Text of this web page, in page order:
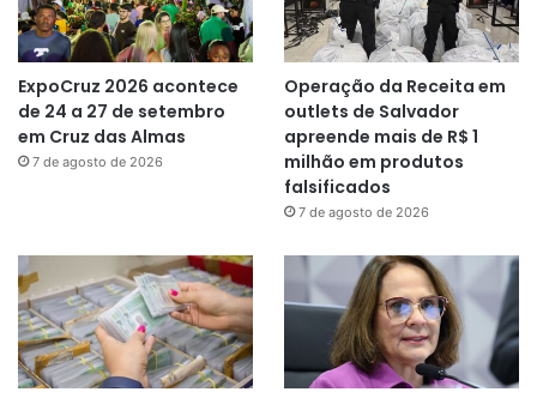
ExpoCruz 2026 acontece
de 24 a 27 de setembro
em Cruz das Almas
7 de agosto de 2026
Operação da Receita em
outlets de Salvador
apreende mais de R$ 1
milhão em produtos
falsificados
7 de agosto de 2026